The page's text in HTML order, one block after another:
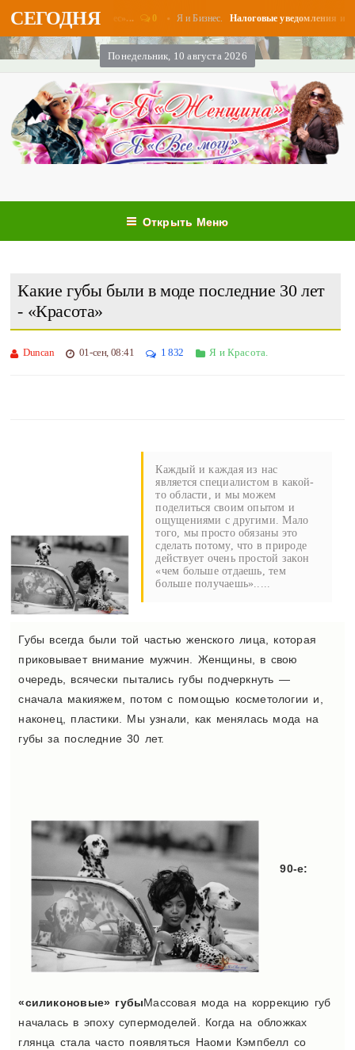
СЕГОДНЯ
в августе - «Бизнес»... 0 Я и Бизнес. Налоговые уведомления и
Понедельник, 10 августа 2026
Открыть Меню
Какие губы были в моде последние 30 лет
- «Красота»
Duncan 01-сен, 08:41 1 832 Я и Красота.
Каждый и каждая из нас
является специалистом в какой-
то области, и мы можем
поделиться своим опытом и
ощущениями с другими. Мало
того, мы просто обязаны это
сделать потому, что в природе
действует очень простой закон
«чем больше отдаешь, тем
больше получаешь».....
Губы всегда были той частью женского лица, которая
приковывает внимание мужчин. Женщины, в свою
очередь, всячески пытались губы подчеркнуть —
сначала макияжем, потом с помощью косметологии и,
наконец, пластики. Мы узнали, как менялась мода на
губы за последние 30 лет.
90-е:
«силиконовые» губыМассовая мода на коррекцию губ
началась в эпоху супермоделей. Когда на обложках
глянца стала часто появляться Наоми Кэмпбелл со